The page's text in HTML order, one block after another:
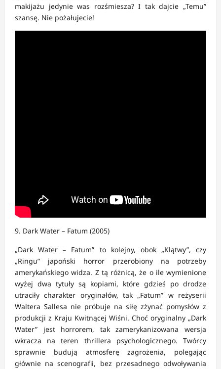
makijażu jedynie was rozśmiesza? I tak dajcie „Temu”
szansę. Nie pożałujecie!
9. Dark Water – Fatum (2005)
„Dark Water – Fatum” to kolejny, obok „Klątwy”, czy
„Ringu” japoński horror przerobiony na potrzeby
amerykańskiego widza. Z tą różnicą, że o ile wymienione
wyżej dwa tytuły są kopiami, które gdzieś po drodze
utraciły charakter oryginałów, tak „Fatum” w reżyserii
Waltera Sallesa nie próbuje na siłę zżynać pomysłów z
produkcji z Kraju Kwitnącej Wiśni. Choć oryginalny „Dark
Water” jest horrorem, tak zamerykanizowana wersja
wkracza na teren thrillera psychologicznego. Twórcy
sprawnie budują atmosferę zagrożenia, polegając
głównie na scenografii, bez przesadnego odwoływania